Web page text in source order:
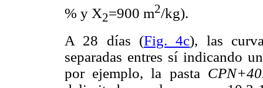
% y X2=900 m2/kg).
A 28 días (Fig. 4c), las
separadas entres sí indicando
por ejemplo, la pasta